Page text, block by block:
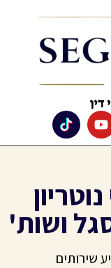
ושות'
שירותים